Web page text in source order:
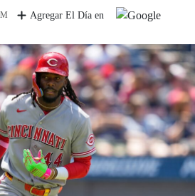
Agregar El Día en